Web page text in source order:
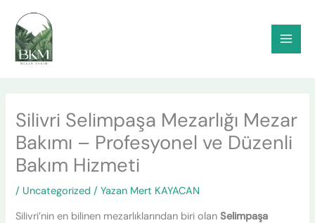
atla
Silivri Selimpaşa Mezarlığı Mezar
Bakımı – Profesyonel ve Düzenli
Bakım Hizmeti
/ Uncategorized / Yazan Mert KAYACAN
Silivri’nin en bilinen mezarlıklarından biri olanSelimpaşa